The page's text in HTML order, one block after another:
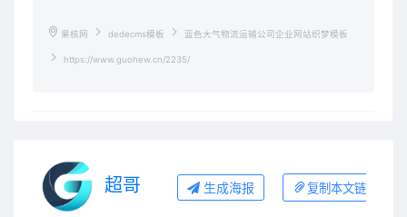
果核网 dedecms模板 蓝色大气物流运输公司企业网站织梦模板
https://www.guohew.cn/2235/
超哥 生成海报 复制本文链接